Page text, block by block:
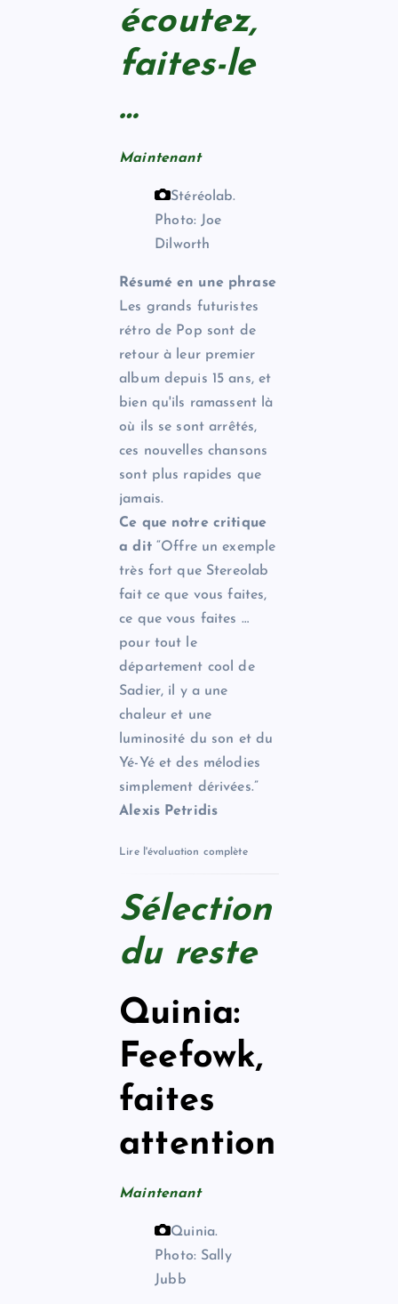
écoutez,
faites-le
…
Maintenant
Stéréolab.
Photo: Joe
Dilworth
Résumé en une phrase
Les grands futuristes
rétro de Pop sont de
retour à leur premier
album depuis 15 ans, et
bien qu'ils ramassent là
où ils se sont arrêtés,
ces nouvelles chansons
sont plus rapides que
jamais.
Ce que notre critique
a dit“Offre un exemple
très fort que Stereolab
fait ce que vous faites,
ce que vous faites …
pour tout le
département cool de
Sadier, il y a une
chaleur et une
luminosité du son et du
Yé-Yé et des mélodies
simplement dérivées.”
Alexis Petridis
Lire l'évaluation complète
Sélection
du reste
Quinia:
Feefowk,
faites
attention
Maintenant
Quinia.
Photo: Sally
Jubb